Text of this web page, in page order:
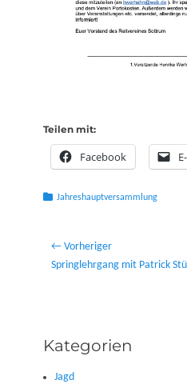
Teilen mit:
Facebook
Kategorien
Jahreshauptversammlung
← Vorheriger
Vorheriger
Springlehrgang mit Patrick
Kategorien
Jagd